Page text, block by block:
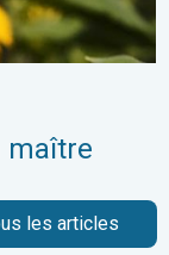
maître
les articles